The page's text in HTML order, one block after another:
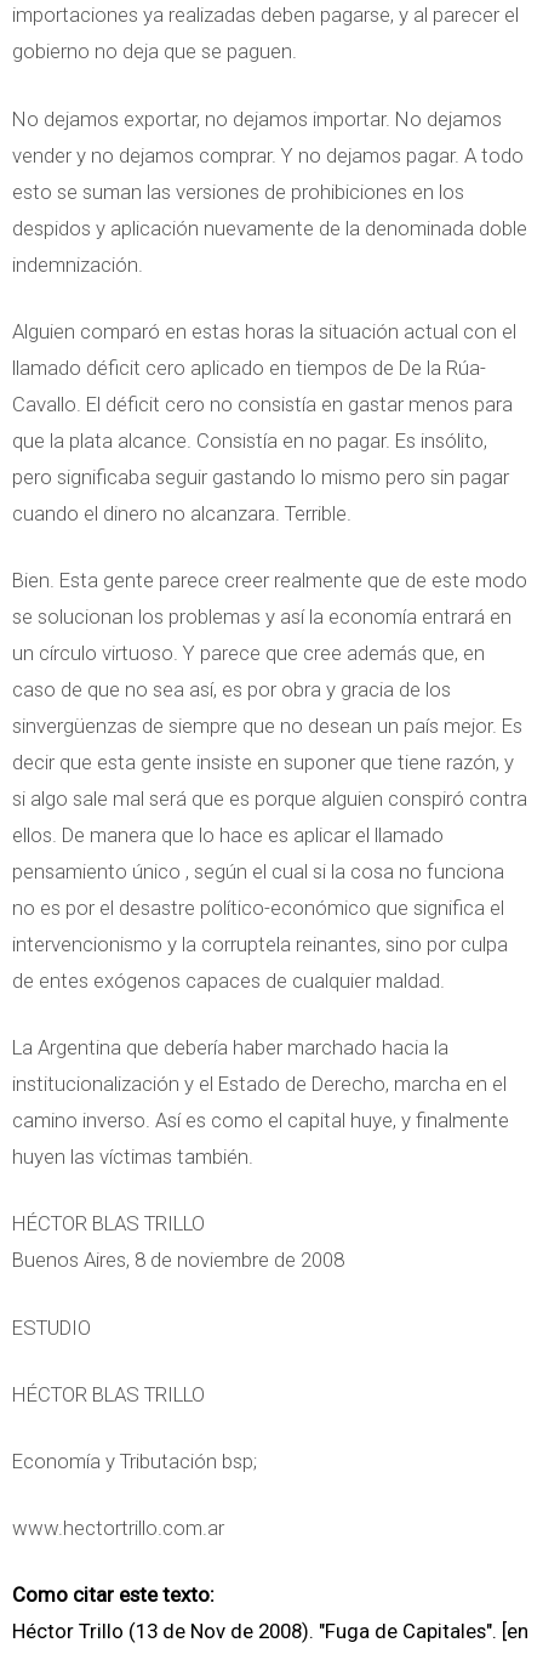
importaciones ya realizadas deben pagarse, y al parecer el
gobierno no deja que se paguen.
No dejamos exportar, no dejamos importar. No dejamos
vender y no dejamos comprar. Y no dejamos pagar. A todo
esto se suman las versiones de prohibiciones en los
despidos y aplicación nuevamente de la denominada doble
indemnización.
Alguien comparó en estas horas la situación actual con el
llamado déficit cero aplicado en tiempos de De la Rúa-
Cavallo. El déficit cero no consistía en gastar menos para
que la plata alcance. Consistía en no pagar. Es insólito,
pero significaba seguir gastando lo mismo pero sin pagar
cuando el dinero no alcanzara. Terrible.
Bien. Esta gente parece creer realmente que de este modo
se solucionan los problemas y así la economía entrará en
un círculo virtuoso. Y parece que cree además que, en
caso de que no sea así, es por obra y gracia de los
sinvergüenzas de siempre que no desean un país mejor. Es
decir que esta gente insiste en suponer que tiene razón, y
si algo sale mal será que es porque alguien conspiró contra
ellos. De manera que lo hace es aplicar el llamado
pensamiento único , según el cual si la cosa no funciona
no es por el desastre político-económico que significa el
intervencionismo y la corruptela reinantes, sino por culpa
de entes exógenos capaces de cualquier maldad.
La Argentina que debería haber marchado hacia la
institucionalización y el Estado de Derecho, marcha en el
camino inverso. Así es como el capital huye, y finalmente
huyen las víctimas también.
HÉCTOR BLAS TRILLO
Buenos Aires, 8 de noviembre de 2008
ESTUDIO
HÉCTOR BLAS TRILLO
Economía y Tributación bsp;
www.hectortrillo.com.ar
Como citar este texto:
Héctor Trillo (13 de Nov de 2008). "Fuga de Capitales". [en